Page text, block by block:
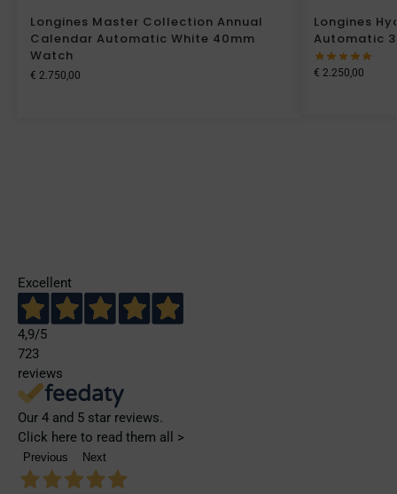
Longines Master Collection Annual
Calendar Automatic White 40mm
Watch
€ 2.750,00
Longines
Automatic
€ 2.250,00
Excellent
4,9/5
723
reviews
Our 4 and 5 star reviews.
Click here to read them all >
Previous Next